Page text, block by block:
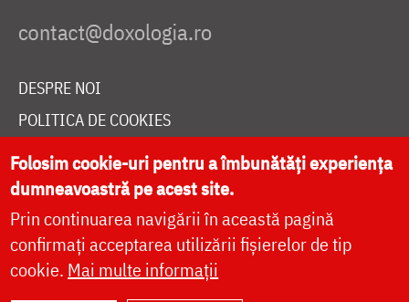
DESPRE NOI
POLITICA DE COOKIES
DONEAZĂ ONLINE PENTRU CATEDRALA NAȚIONALĂ
LIVE
Folosim cookie-uri pentru a îmbunătăți experiența
dumneavoastră pe acest site.
Prin continuarea navigării în această pagină
confirmați acceptarea utilizării fișierelor de tip
cookie. Mai multe informații